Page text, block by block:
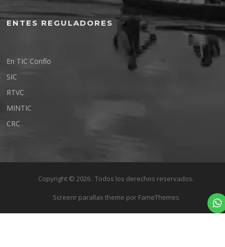
ENTES REGULADORES
En TIC Confío
SIC
RTVC
MINTIC
CRC
Copyright © 2026 . Todos los derechos reservados.
Screenr parallax theme por FameThemes